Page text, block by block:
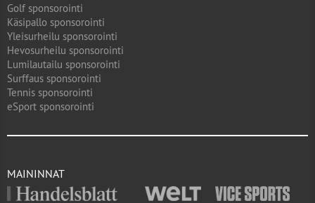
Golf sponsorointi
Käsipallo sponsorointi
Yleisurheilu sponsorointi
Hevosurheilu sponsorointi
Lumilautailu sponsorointi
Surffaus sponsorointi
Tennis sponsorointi
eSport sponsorointi
MAININNAT